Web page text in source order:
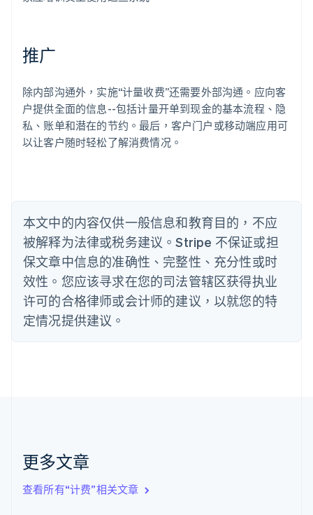
推广
除内部沟通外，实施“计量收费”还需要外部沟通。应向客
户提供全面的信息--包括计量开单到现金的基本流程、隐
私、账单和潜在的节约。最后，客户门户或移动端应用可
以让客户随时轻松了解消费情况。
本文中的内容仅供一般信息和教育目的，不应
被解释为法律或税务建议。Stripe 不保证或担
保文章中信息的准确性、完整性、充分性或时
效性。您应该寻求在您的司法管辖区获得执业
许可的合格律师或会计师的建议，以就您的特
定情况提供建议。
更多文章
查看所有“计费”相关文章
奥地利
English
巴西
PortuguêsEnglish
保加利亚
English
丹麦
English
德国
DeutschEnglish
法国
FrançaisEnglish
芬兰
EnglishSvenska
English
English